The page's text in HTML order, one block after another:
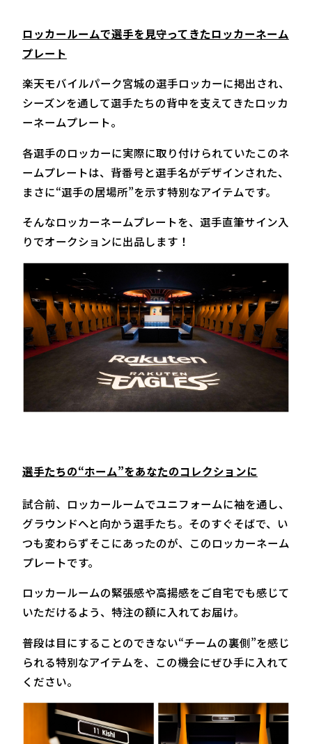
ロッカールームで選手を見守ってきたロッカーネーム
プレート
楽天モバイルパーク宮城の選手ロッカーに掲出され、
シーズンを通して選手たちの背中を支えてきたロッカ
ーネームプレート。
各選手のロッカーに実際に取り付けられていたこのネ
ームプレートは、背番号と選手名がデザインされた、
まさに“選手の居場所”を示す特別なアイテムです。
そんなロッカーネームプレートを、選手直筆サイン入
りでオークションに出品します！
選手たちの“ホーム”をあなたのコレクションに
試合前、ロッカールームでユニフォームに袖を通し、
グラウンドへと向かう選手たち。そのすぐそばで、い
つも変わらずそこにあったのが、このロッカーネーム
プレートです。
ロッカールームの緊張感や高揚感をご自宅でも感じて
いただけるよう、特注の額に入れてお届け。
普段は目にすることのできない“チームの裏側”を感じ
られる特別なアイテムを、この機会にぜひ手に入れて
ください。